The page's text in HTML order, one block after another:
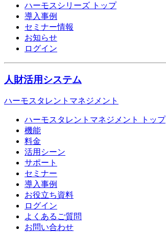
ハーモスシリーズ トップ
導入事例
セミナー情報
お知らせ
ログイン
人財活用システム
ハーモスタレントマネジメント
ハーモスタレントマネジメント トップ
機能
料金
活用シーン
サポート
セミナー
導入事例
お役立ち資料
ログイン
よくあるご質問
お問い合わせ